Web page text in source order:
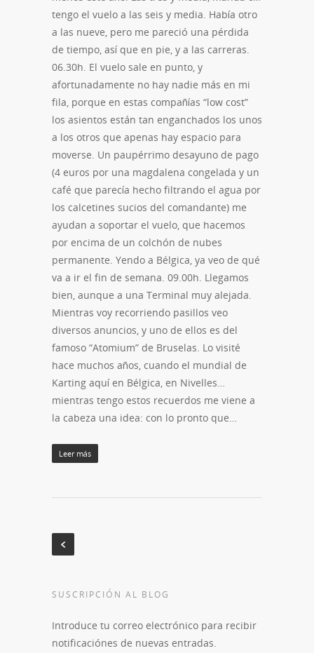
tengo el vuelo a las seis y media. Había otro
a las nueve, pero me pareció una pérdida
de tiempo, así que en pie, y a las carreras.
06.30h. El vuelo sale en punto, y
afortunadamente no hay nadie más en mi
fila, porque en estas compañías “low cost”
los asientos están tan enganchados los unos
a los otros que apenas hay espacio para
moverse. Un paupérrimo desayuno de pago
(4 euros por una magdalena congelada y un
café que parecía hecho filtrando el agua por
los calcetines sucios del comandante) me
ayudan a soportar el vuelo, que hacemos
por encima de un colchón de nubes
permanente. Yendo a Bélgica, ya veo de qué
va a ir el fin de semana. 09.00h. Llegamos
bien, aunque a una Terminal muy alejada.
Mientras voy recorriendo pasillos veo
diversos anuncios, y uno de ellos es del
famoso “Atomium” de Bruselas. Lo visité
hace muchos años, cuando el mundial de
Karting aquí en Bélgica, en Nivelles…
mientras tengo estos recuerdos me viene a
la cabeza una idea: con lo pronto que…
Leer más
SUSCRIPCIÓN AL BLOG
Introduce tu correo electrónico para recibir
notificaciónes de nuevas entradas.